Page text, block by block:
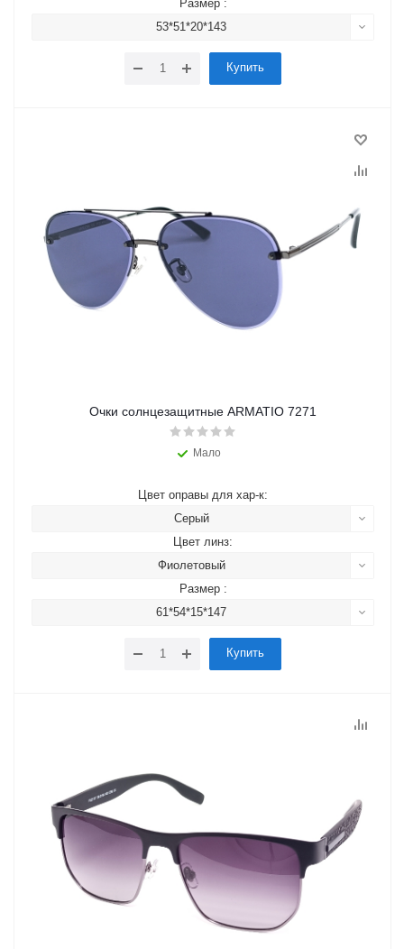
Размер :
53*51*20*143
Купить
Очки солнцезащитные ARMATIO 7271
Мало
Цвет оправы для хар-к:
Серый
Цвет линз:
Фиолетовый
Размер :
61*54*15*147
Купить